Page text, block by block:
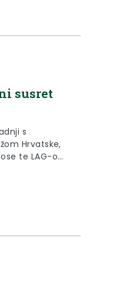
susret
s
Hrvatske,
te LAG-om
Hotelu